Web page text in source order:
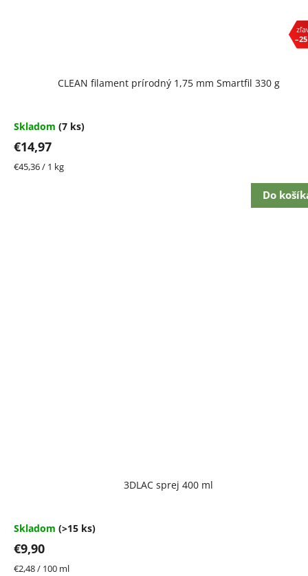
CLEAN filament prírodný 1,75 mm Smartfil 330 g
Skladom (7 ks)
€14,97
Jednotková
€45,36 / 1 kg
Do
3DLAC sprej 400 ml
4,7
5
hviezdičiek.
Skladom (>15 ks)
€9,90
Jednotková
€2,48 / 100 ml